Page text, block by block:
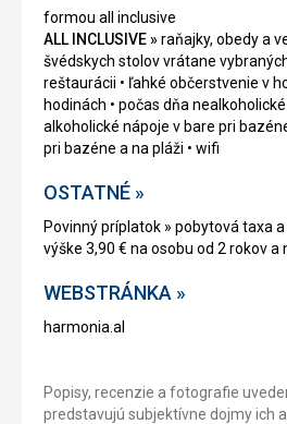
formou all inclusive
ALL INCLUSIVE »raňajky, obedy a
švédskych stolov vrátane
reštaurácii • ľahké občerstvenie v
hodinách • počas dňa
alkoholické nápoje v bare pri
pri bazéne a na pláži • wifi
OSTATNÉ »
Povinný príplatok » pobytová taxa
výške 3,90 € na osobu od 2 rokov a
WEBSTRÁNKA »
harmonia.al
Popisy, recenzie a fotografie
predstavujú subjektívne dojmy ich